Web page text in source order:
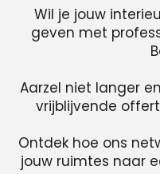
Wil je jouw
geven met
Aarzel niet langer
vrijblijvende
Ontdek hoe ons
jouw ruimtes naar